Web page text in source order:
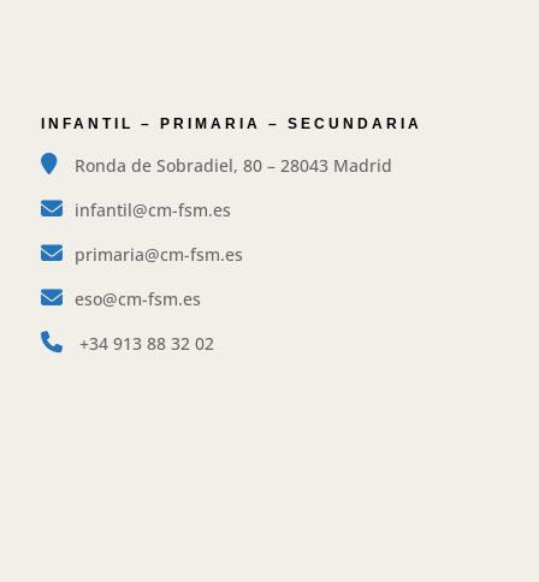
INFANTIL – PRIMARIA – SECUNDARIA
Ronda de Sobradiel, 80 – 28043 Madrid
infantil@cm-fsm.es
primaria@cm-fsm.es
eso@cm-fsm.es
+34 913 88 32 02